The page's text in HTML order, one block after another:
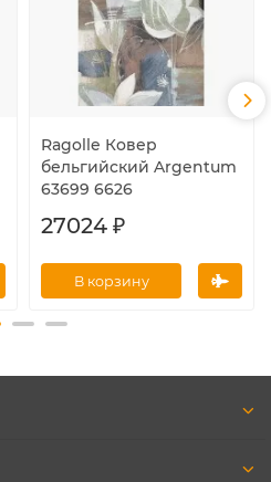
Ragolle Ковер
бельгийский Argentum
63699 6626
27024 ₽
В корзину